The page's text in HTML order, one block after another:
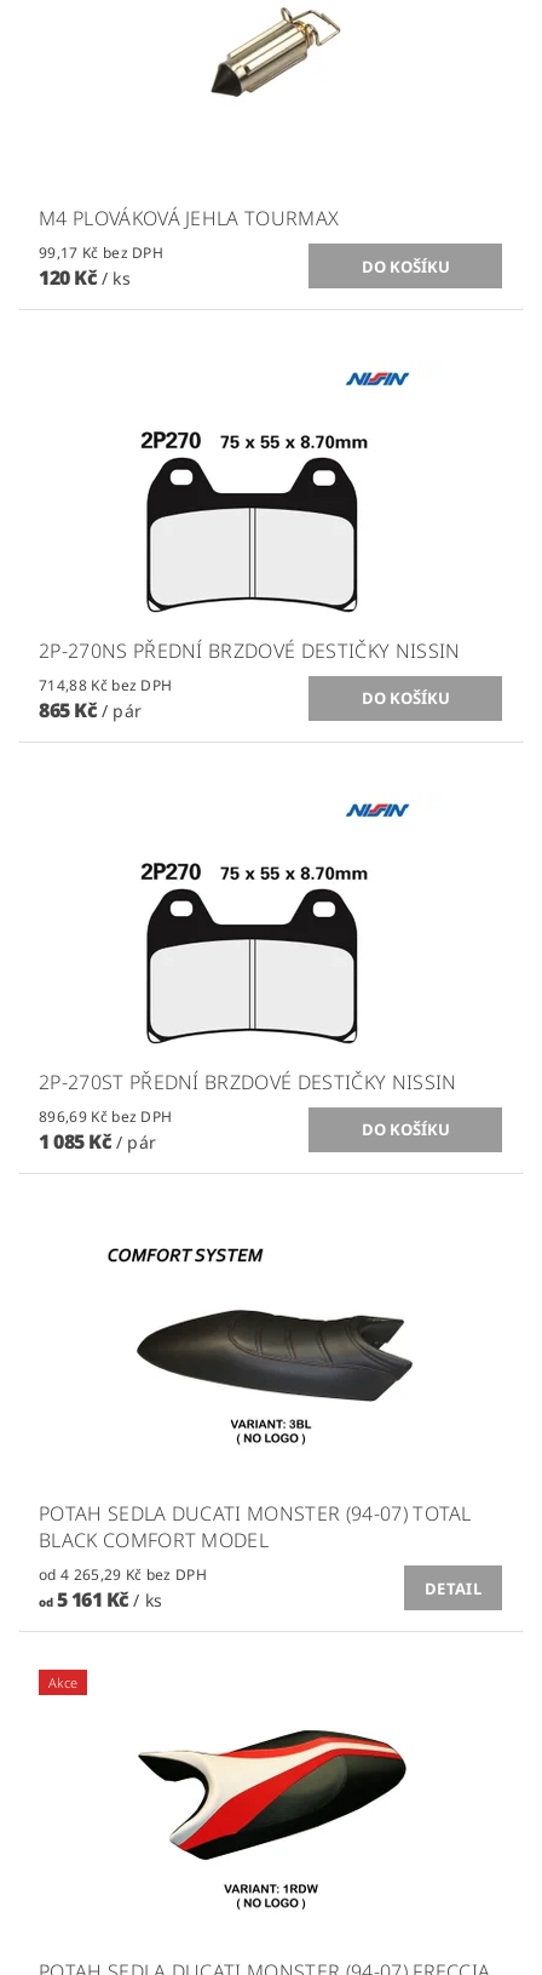
M4 PLOVÁKOVÁ JEHLA TOURMAX
99,17 Kč bez DPH
120 Kč / ks
2P-270NS PŘEDNÍ BRZDOVÉ DESTIČKY NISSIN
714,88 Kč bez DPH
865 Kč / pár
2P-270ST PŘEDNÍ BRZDOVÉ DESTIČKY NISSIN
896,69 Kč bez DPH
1 085 Kč / pár
POTAH SEDLA DUCATI MONSTER (94-07) TOTAL
BLACK COMFORT MODEL
od 4 265,29 Kč bez DPH
od5 161 Kč/ ks
DETAIL
Akce